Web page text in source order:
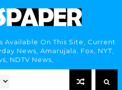
Available On This Site, Current
News, Amarujala, Fox, NYT,
NDTV News,